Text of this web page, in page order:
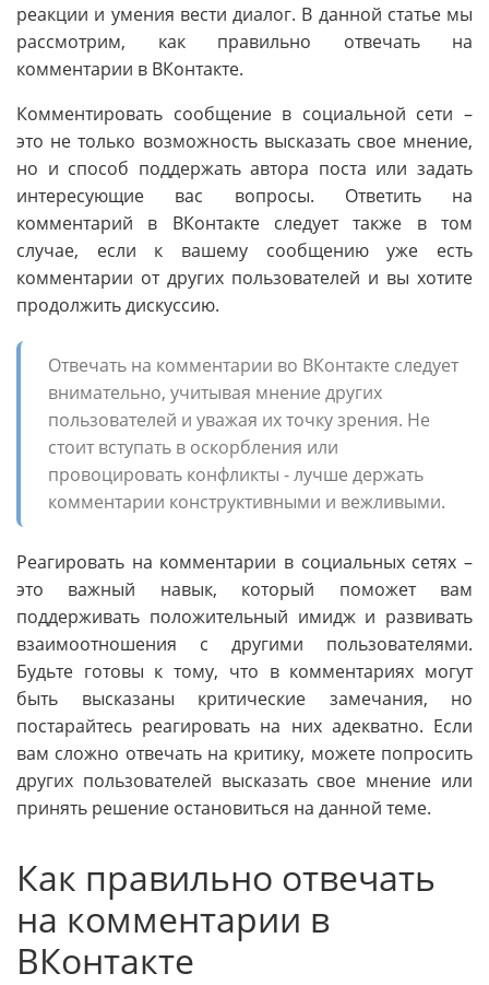
реакции и умения вести диалог. В данной статье мы
рассмотрим, как правильно отвечать на
комментарии в ВКонтакте.
Комментировать сообщение в социальной сети –
это не только возможность высказать свое мнение,
но и способ поддержать автора поста или задать
интересующие вас вопросы. Ответить на
комментарий в ВКонтакте следует также в том
случае, если к вашему сообщению уже есть
комментарии от других пользователей и вы хотите
продолжить дискуссию.
Отвечать на комментарии во ВКонтакте следует
внимательно, учитывая мнение других
пользователей и уважая их точку зрения. Не
стоит вступать в оскорбления или
провоцировать конфликты - лучше держать
комментарии конструктивными и вежливыми.
Реагировать на комментарии в социальных сетях –
это важный навык, который поможет вам
поддерживать положительный имидж и развивать
взаимоотношения с другими пользователями.
Будьте готовы к тому, что в комментариях могут
быть высказаны критические замечания, но
постарайтесь реагировать на них адекватно. Если
вам сложно отвечать на критику, можете попросить
других пользователей высказать свое мнение или
принять решение остановиться на данной теме.
Как правильно отвечать
на комментарии в
ВКонтакте